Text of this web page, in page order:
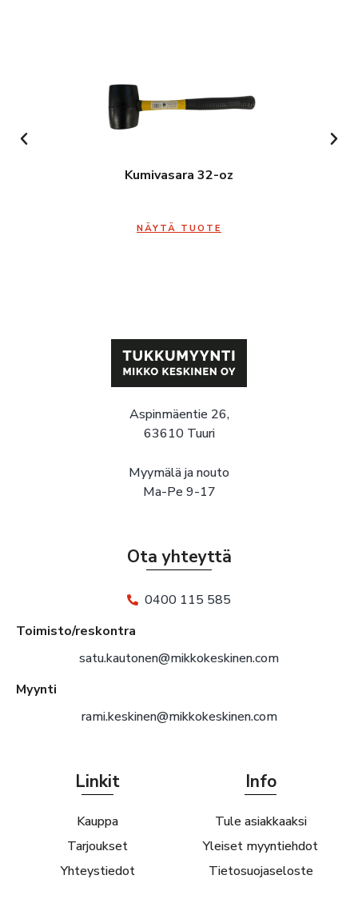
Kumivasara 32-oz
NÄYTÄ TUOTE
Aspinmäentie 26,
63610 Tuuri
Myymälä ja nouto
Ma-Pe 9-17
Ota yhteyttä
0400 115 585
Toimisto/reskontra
satu.kautonen@mikkokeskinen.com
Myynti
rami.keskinen@mikkokeskinen.com
Linkit
Kauppa
Tarjoukset
Yhteystiedot
Info
Tule asiakkaaksi
Yleiset myyntiehdot
Tietosuojaseloste